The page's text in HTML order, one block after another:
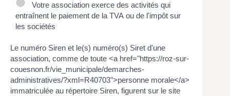
Votre association exerce des activités qui
entraînent le paiement de la TVA ou de l'impôt sur
les sociétés
Le numéro Siren et le(s) numéro(s) Siret d'une
association, comme de toute <a href="https://roz-sur-
couesnon.fr/vie_municipale/demarches-
administratives/?xml=R40703">personne morale</a>
immatriculée au répertoire Siren, figurent sur le site